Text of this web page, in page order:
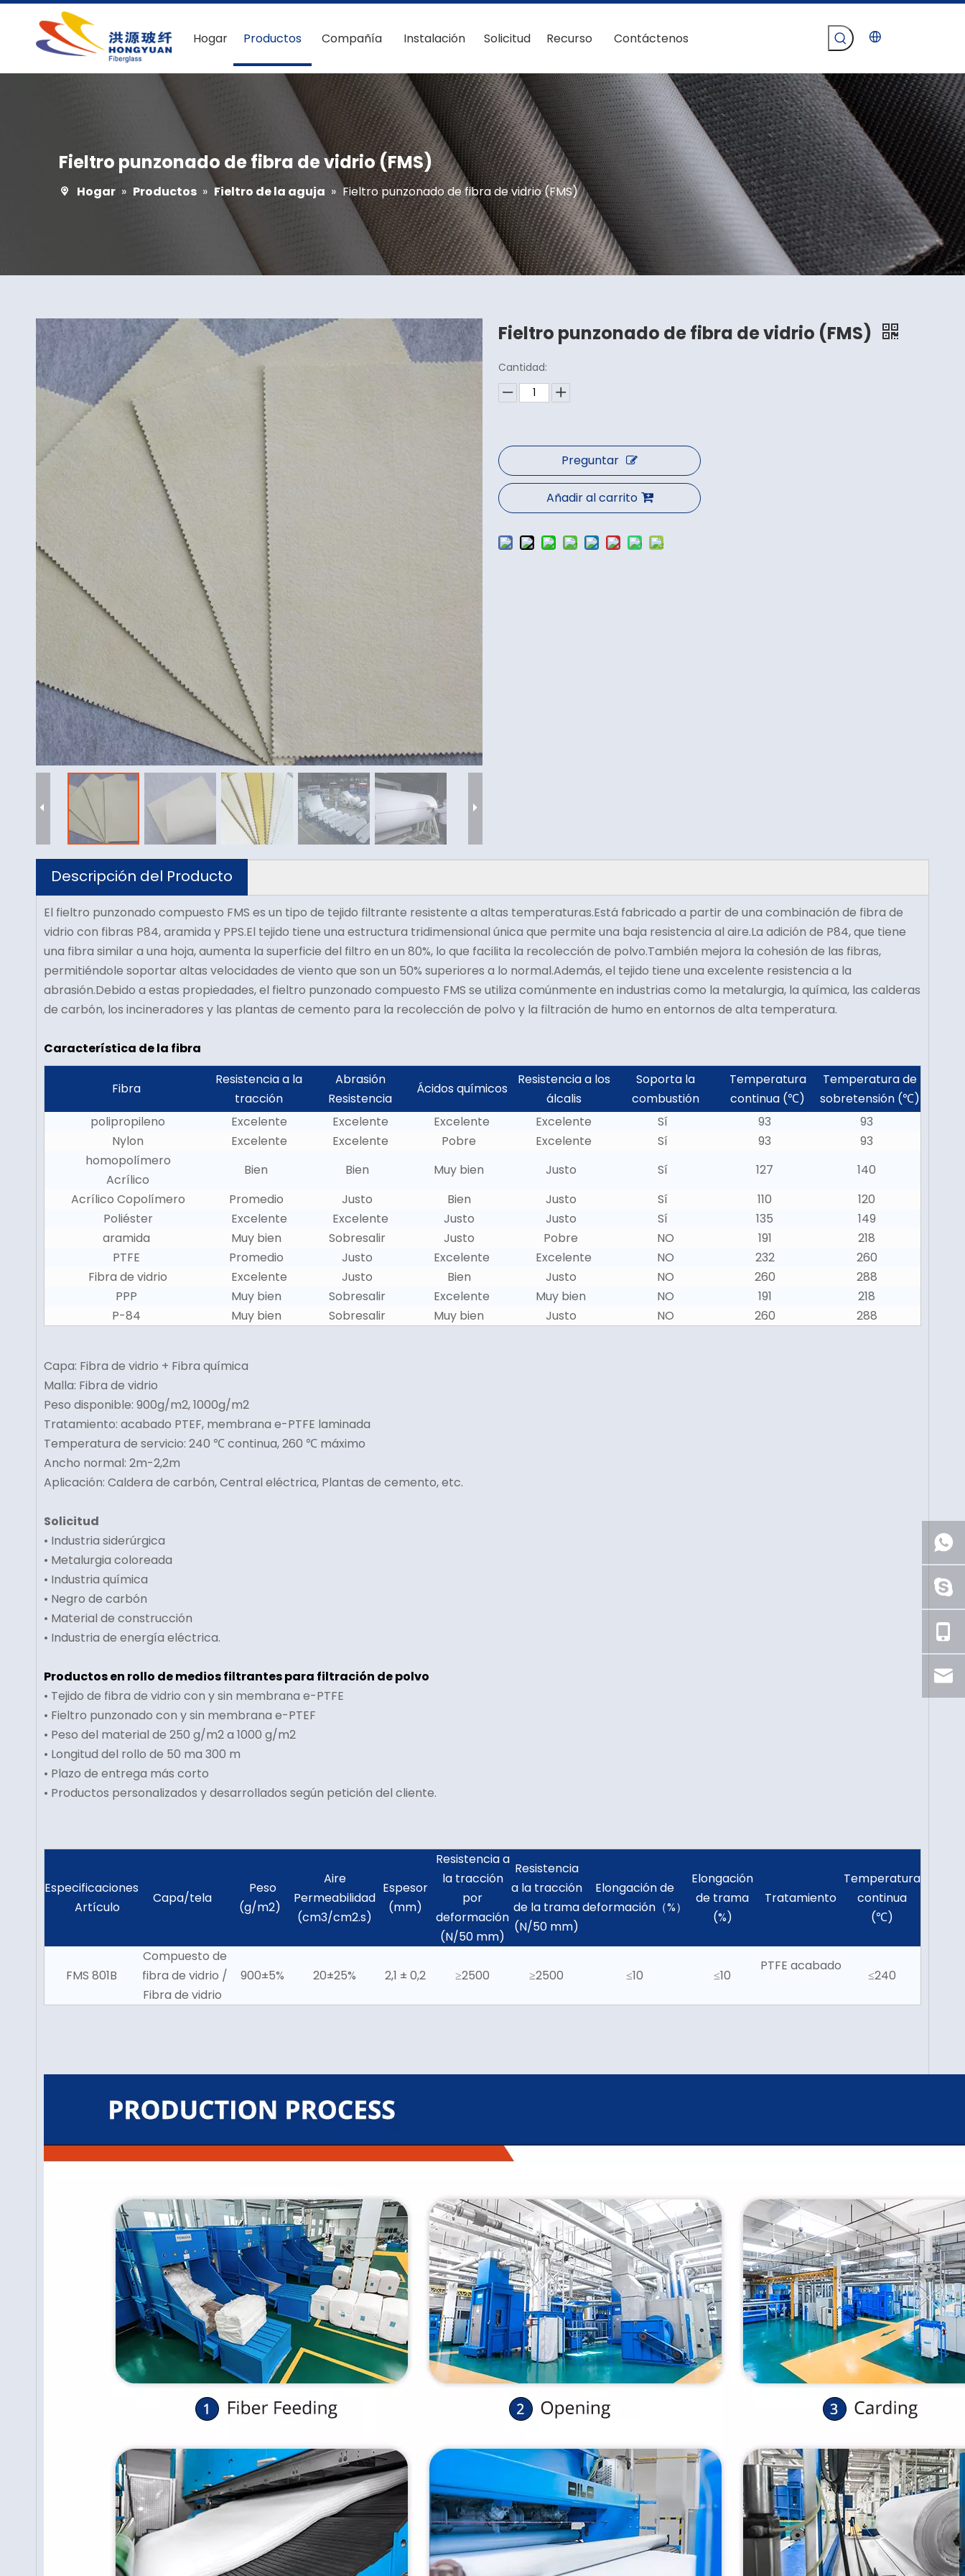
Hogar Productos Compañía Instalación Solicitud Recurso Contáctenos
Fieltro punzonado de fibra de vidrio (FMS)
Hogar » Productos » Fieltro de la aguja » Fieltro punzonado de fibra de vidrio (FMS)
Fieltro punzonado de fibra de vidrio (FMS)
Cantidad:
Preguntar
Añadir al carrito
Descripción del Producto
El fieltro punzonado compuesto FMS es un tipo de tejido filtrante resistente a altas temperaturas.Está fabricado a partir de una combinación de fibra de
vidrio con fibras P84, aramida y PPS.El tejido tiene una estructura tridimensional única que permite una baja resistencia al aire.La adición de P84, que tiene
una fibra similar a una hoja, aumenta la superficie del filtro en un 80%, lo que facilita la recolección de polvo.También mejora la cohesión de las fibras,
permitiéndole soportar altas velocidades de viento que son un 50% superiores a lo normal.Además, el tejido tiene una excelente resistencia a la
abrasión.Debido a estas propiedades, el fieltro punzonado compuesto FMS se utiliza comúnmente en industrias como la metalurgia, la química, las calderas
de carbón, los incineradores y las plantas de cemento para la recolección de polvo y la filtración de humo en entornos de alta temperatura.
Característica de la fibra
Fibra
Resistencia a la
tracción
Abrasión
Resistencia
Ácidos químicos
Resistencia a los
álcalis
Soporta la
combustión
Temperatura
continua (℃)
Temperatura de
sobretensión (℃)
polipropileno
Excelente Excelente Excelente Excelente Sí 93
93
Nylon
Excelente Excelente Pobre Excelente Sí 93
93
homopolímero
Acrílico
Bien Bien Muy bien Justo Sí 127
140
Acrílico Copolímero
Promedio Justo Bien Justo Sí 110
120
Poliéster
Excelente Excelente Justo Justo Sí 135
149
aramida
Muy bien Sobresalir Justo Pobre NO 191
218
PTFE
Promedio Justo Excelente Excelente NO 232
260
Fibra de vidrio
Excelente Justo Bien Justo NO 260
288
PPP
Muy bien Sobresalir Excelente Muy bien NO 191
218
P-84
Muy bien Sobresalir Muy bien Justo NO 260 288
Capa: Fibra de vidrio + Fibra química
Malla: Fibra de vidrio
Peso disponible: 900g/m2, 1000g/m2
Tratamiento: acabado PTEF, membrana e-PTFE laminada
Temperatura de servicio: 240 ℃ continua, 260 ℃ máximo
Ancho normal: 2m-2,2m
Aplicación: Caldera de carbón, Central eléctrica, Plantas de cemento, etc.
Solicitud
• Industria siderúrgica
• Metalurgia coloreada
• Industria química
• Negro de carbón
• Material de construcción
• Industria de energía eléctrica.
Productos en rollo de medios filtrantes para filtración de polvo
• Tejido de fibra de vidrio con y sin membrana e-PTFE
• Fieltro punzonado con y sin membrana e-PTEF
• Peso del material de 250 g/m2 a 1000 g/m2
• Longitud del rollo de 50 ma 300 m
• Plazo de entrega más corto
• Productos personalizados y desarrollados según petición del cliente.
Especificaciones
Artículo
Capa/tela
Peso
(g/m2)
Aire
Permeabilidad
(cm3/cm2.s)
Espesor
(mm)
Resistencia a
la tracción
por
deformación
(N/50 mm)
Resistencia
a la tracción
de la trama
(N/50 mm)
Elongación de
deformación（%）
Elongación
de trama
(%)
Tratamiento
Temperatura
continua
(℃)
FMS 801B
Compuesto de
fibra de vidrio /
Fibra de vidrio
900±5% 20±25% 2,1 ± 0,2 ≥2500 ≥2500 ≤10 ≤10
PTFE acabado
≤240